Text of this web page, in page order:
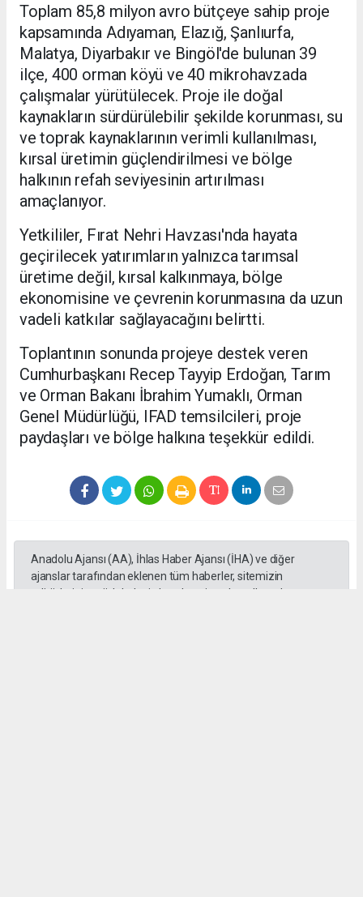
Toplam 85,8 milyon avro bütçeye sahip proje
kapsamında Adıyaman, Elazığ, Şanlıurfa,
Malatya, Diyarbakır ve Bingöl'de bulunan 39
ilçe, 400 orman köyü ve 40 mikrohavzada
çalışmalar yürütülecek. Proje ile doğal
kaynakların sürdürülebilir şekilde korunması, su
ve toprak kaynaklarının verimli kullanılması,
kırsal üretimin güçlendirilmesi ve bölge
halkının refah seviyesinin artırılması
amaçlanıyor.
Yetkililer, Fırat Nehri Havzası'nda hayata
geçirilecek yatırımların yalnızca tarımsal
üretime değil, kırsal kalkınmaya, bölge
ekonomisine ve çevrenin korunmasına da uzun
vadeli katkılar sağlayacağını belirtti.
Toplantının sonunda projeye destek veren
Cumhurbaşkanı Recep Tayyip Erdoğan, Tarım
ve Orman Bakanı İbrahim Yumaklı, Orman
Genel Müdürlüğü, IFAD temsilcileri, proje
paydaşları ve bölge halkına teşekkür edildi.
Anadolu Ajansı (AA), İhlas Haber Ajansı (İHA) ve diğer
ajanslar tarafından eklenen tüm haberler, sitemizin
editörlerinin müdahalesi olmadan ajans kanallarından